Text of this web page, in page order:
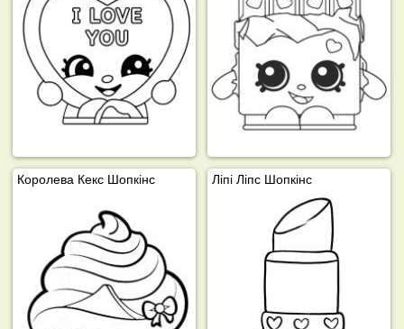
Королева Кекс Шопкінс Ліпі Ліпс Шопкінс